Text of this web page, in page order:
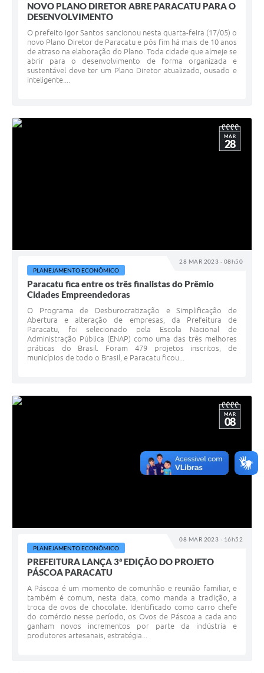
NOVO PLANO DIRETOR ABRE PARACATU PARA O
DESENVOLVIMENTO
O prefeito Igor Santos sancionou nesta quarta-feira (17/05) o
novo Plano Diretor de Paracatu e pôs fim há mais de 10 anos
de atraso na elaboração do Plano. Toda cidade que almeje se
abrir para o desenvolvimento de forma organizada e
sustentável deve ter um Plano Diretor atualizado, ousado e
inteligente....
28 MAR 2023 - 08h50
MAR
28
PLANEJAMENTO ECONÔMICO
Paracatu fica entre os três finalistas do Prêmio
Cidades Empreendedoras
O Programa de Desburocratização e Simplificação de
Abertura e alteração de empresas, da Prefeitura de
Paracatu, foi selecionado pela Escola Nacional de
Administração Pública (ENAP) como uma das três melhores
práticas do Brasil. Foram 479 projetos inscritos, de
municípios de todo o Brasil, e Paracatu ficou...
08 MAR 2023 - 16h52
MAR
08
PLANEJAMENTO ECONÔMICO
PREFEITURA LANÇA 3ª EDIÇÃO DO PROJETO
PÁSCOA PARACATU
A Páscoa é um momento de comunhão e reunião familiar, e
também é comum, nesta data, como manda a tradição, a
troca de ovos de chocolate. Identificado como carro chefe
do comércio nesse período, os Ovos de Páscoa a cada ano
ganham novos incrementos por parte da indústria e
produtores artesanais, estratégia...